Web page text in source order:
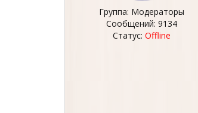
Группа: Модераторы
Сообщений: 9134
Статус: Offline